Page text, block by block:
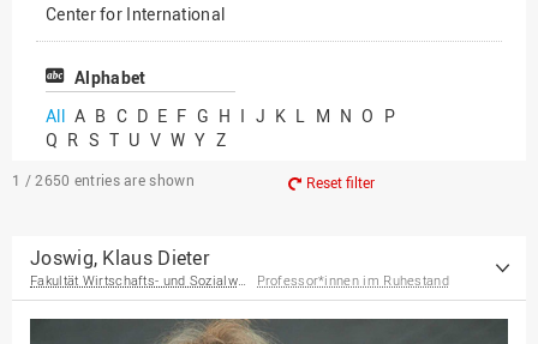
Center for International
Mobility
Center for International
Chancengerechtigkeit
eLearning Competence
EU-Büro
Fakultät
Agrarwissenschaften und
Landschaftsarchitektur
Professor*innen im
Alphabet
All A B C D E F G H I J K L M N O P
Q R S T U V W Y Z
1 / 2650 entries are shown Reset filter
Joswig, Klaus Dieter
Fakultät Wirtschafts- und Sozialwissenschaften Professor*innen im Ruhestand